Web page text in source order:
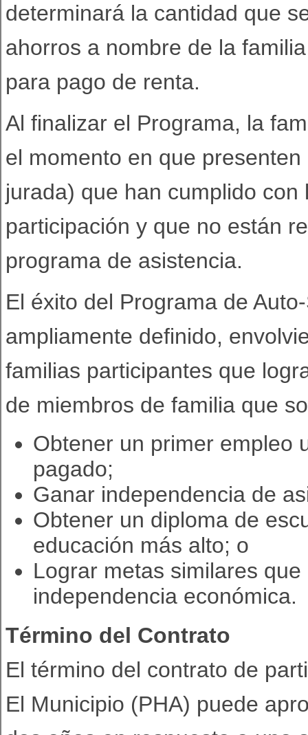
determinará la cantidad que
ahorros a nombre de la
para pago de renta.
Al finalizar el Programa, la
el momento en que
jurada) que han cumplido
participación y que no están
programa de asistencia.
El éxito del Programa de
ampliamente definido,
familias participantes que
de miembros de familia que
Obtener un primer empleo
pagado;
Ganar independencia de
Obtener un diploma de
educación más alto; o
Lograr metas similares
independencia económica.
Término del Contrato
El término del contrato de
El Municipio (PHA) puede